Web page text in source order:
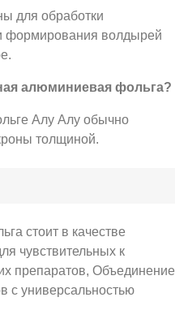
для обработки
формирования волдырей
алюминиевая фольга?
Алу Алу обычно
толщиной.
стоит в качестве
чувствительных к
препаратов, Объединение
с универсальностью